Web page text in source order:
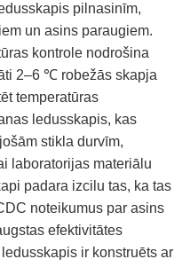
pilnasinīm,
un asins paraugiem.
kontrole nodrošina
2–6 ℃ robežās skapja
temperatūras
ledusskapis, kas
stikla durvīm,
laboratorijas materiālu
padara izcilu tas, ka tas
noteikumus par asins
efektivitātes
ir konstruēts ar